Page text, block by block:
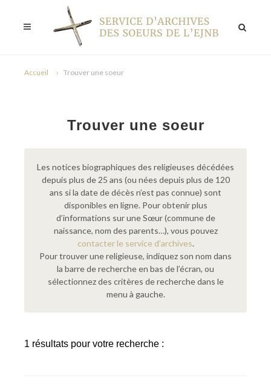
Accueil Trouver une soeur
Trouver une soeur
Les notices biographiques des religieuses décédées
depuis plus de 25 ans (ou nées depuis plus de 120
ans si la date de décès n’est pas connue) sont
disponibles en ligne. Pour obtenir plus
d’informations sur une Sœur (commune de
naissance, nom des parents…), vous pouvez
contacter le service d’archives.
Pour trouver une religieuse, indiquez son nom dans
la barre de recherche en bas de l’écran, ou
sélectionnez des critères de recherche dans le
menu à gauche.
1 résultats pour votre recherche :